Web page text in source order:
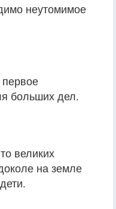
неутомимое
первое
больших дел.
великих
на земле